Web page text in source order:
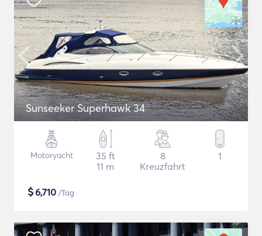
Sunseeker Superhawk 34
Motoryacht
35 ft
11 m
8
Kreuzfahrt
1
$6,710 /Tag